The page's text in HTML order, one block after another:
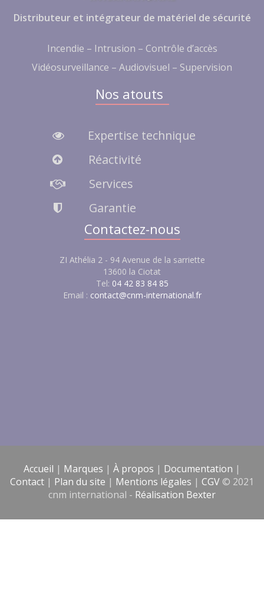
Distributeur et intégrateur de matériel de sécurité
Incendie – Intrusion – Contrôle d’accès
Vidéosurveillance – Audiovisuel – Supervision
Nos atouts
Expertise technique
Réactivité
Services
Garantie
Contactez-nous
ZI Athélia 2 - 94 Avenue de la sarriette
13600 la Ciotat
Tel: 04 42 83 84 85
Email : contact@cnm-international.fr
Accueil | Marques | À propos | Documentation |
Contact | Plan du site | Mentions légales | CGV © 2021
cnm international - Réalisation Bexter